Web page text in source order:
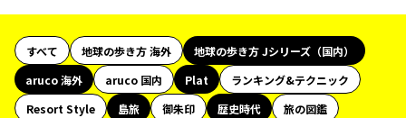
すべて 地球の歩き方 海外
地球の歩き方 Jシリーズ（国内）
aruco 海外
aruco 国内 Plat
ランキング&テクニック
Resort Style
島旅 御朱印 歴史時代
旅の図鑑